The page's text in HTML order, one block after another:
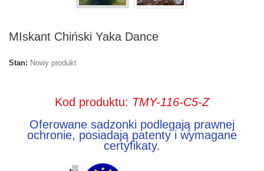
MIskant Chiński Yaka Dance
Stan: Nowy produkt
Kod produktu: TMY-116-C5-Z
Oferowane sadzonki podlegają prawnej
ochronie, posiadają patenty i wymagane
certyfikaty.